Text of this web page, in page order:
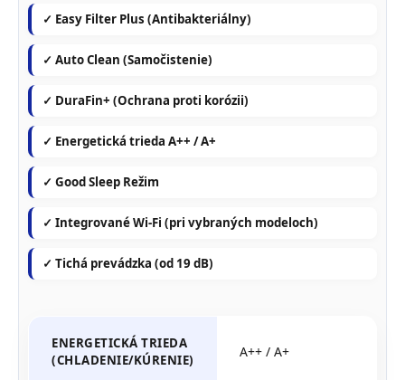
✓ Easy Filter Plus (Antibakteriálny)
✓ Auto Clean (Samočistenie)
✓ DuraFin+ (Ochrana proti korózii)
✓ Energetická trieda A++ / A+
✓ Good Sleep Režim
✓ Integrované Wi-Fi (pri vybraných modeloch)
✓ Tichá prevádzka (od 19 dB)
ENERGETICKÁ TRIEDA
(CHLADENIE/KÚRENIE)
A++ / A+